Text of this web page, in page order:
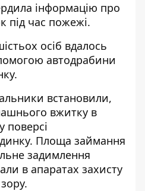
інформацію про
під час пожежі.
осіб вдалось
автодрабини
встановили,
вжитку в
поверсі
Площа займання
задимлення
в апаратах захисту